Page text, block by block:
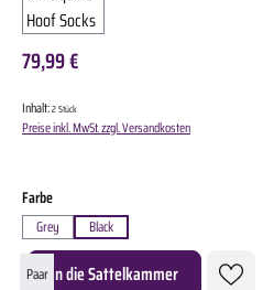
79,99 €
Inhalt:2 Stück
Preise inkl. MwSt. zzgl. Versandkosten
Farbeauswählen
Grey Black
Produkt Anzahl: Gib den gewünschten Wert
Paar In die Sattelkammer